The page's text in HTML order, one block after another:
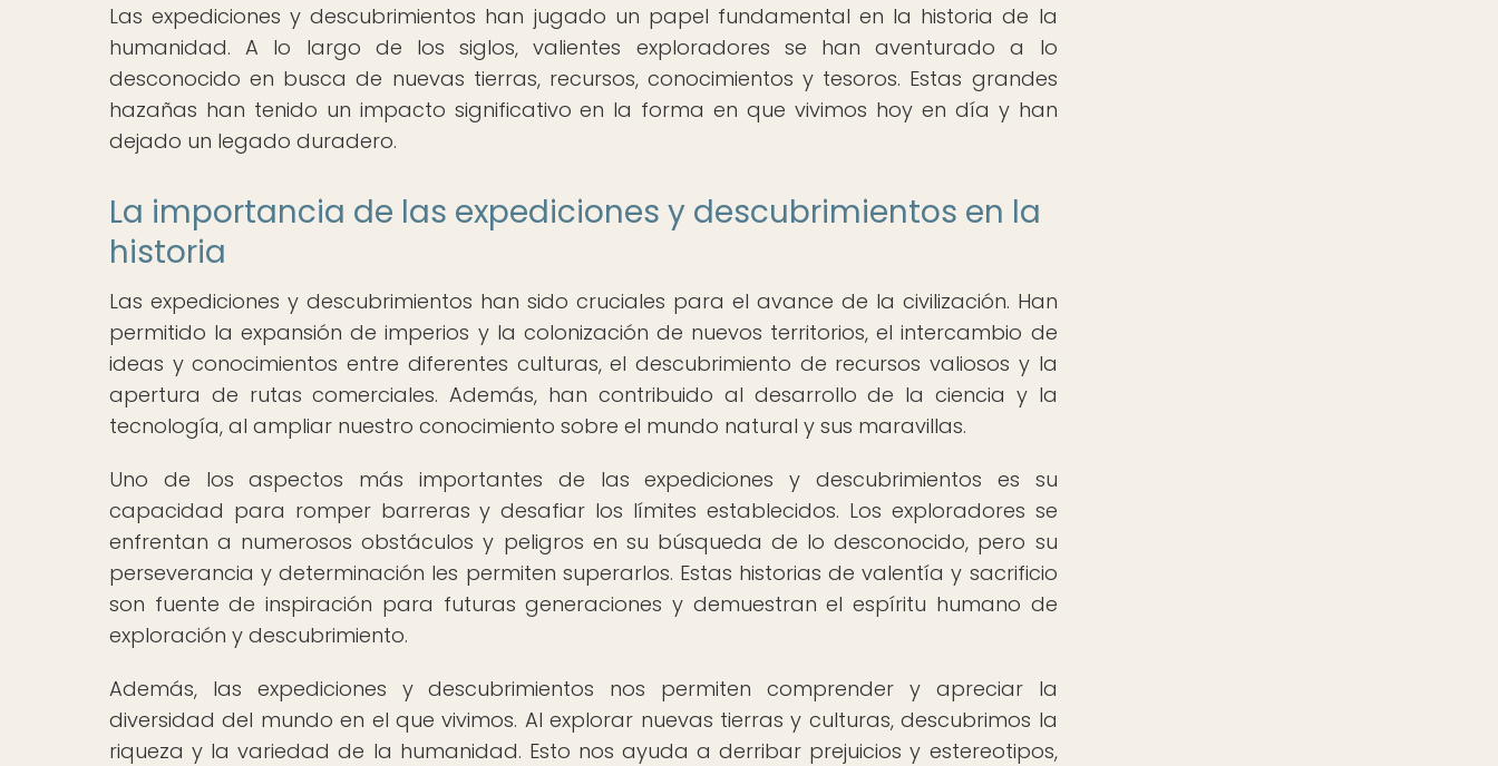
Las expediciones y descubrimientos han jugado un papel fundamental en la historia de la
humanidad. A lo largo de los siglos, valientes exploradores se han aventurado a lo
desconocido en busca de nuevas tierras, recursos, conocimientos y tesoros. Estas grandes
hazañas han tenido un impacto significativo en la forma en que vivimos hoy en día y han
dejado un legado duradero.
La importancia de las expediciones y descubrimientos en la
historia
Las expediciones y descubrimientos han sido cruciales para el avance de la civilización. Han
permitido la expansión de imperios y la colonización de nuevos territorios, el intercambio de
ideas y conocimientos entre diferentes culturas, el descubrimiento de recursos valiosos y la
apertura de rutas comerciales. Además, han contribuido al desarrollo de la ciencia y la
tecnología, al ampliar nuestro conocimiento sobre el mundo natural y sus maravillas.
Uno de los aspectos más importantes de las expediciones y descubrimientos es su
capacidad para romper barreras y desafiar los límites establecidos. Los exploradores se
enfrentan a numerosos obstáculos y peligros en su búsqueda de lo desconocido, pero su
perseverancia y determinación les permiten superarlos. Estas historias de valentía y sacrificio
son fuente de inspiración para futuras generaciones y demuestran el espíritu humano de
exploración y descubrimiento.
Además, las expediciones y descubrimientos nos permiten comprender y apreciar la
diversidad del mundo en el que vivimos. Al explorar nuevas tierras y culturas, descubrimos la
riqueza y la variedad de la humanidad. Esto nos ayuda a derribar prejuicios y estereotipos,